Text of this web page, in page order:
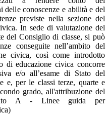
delle conoscenze e abilità e del
previste nella sezione del
In sede di valutazione del
del Consiglio di classe, si può
conseguite nell’ambito del
civica, così come introdotto
educazione civica concorre
e/o all’esame di Stato del
e, per le classi terze, quarte e
grado, all'attribuzione del
A - Linee guida per